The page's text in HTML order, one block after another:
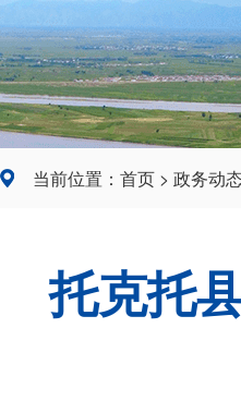
当前位置： 首页 > 政务动
托克托